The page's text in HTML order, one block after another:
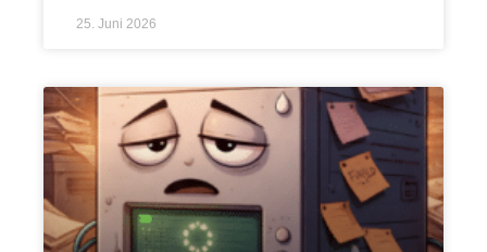
25. Juni 2026